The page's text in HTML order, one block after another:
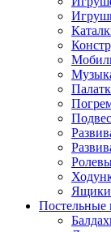
Ящики
Постельные